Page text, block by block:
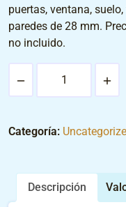
puertas, ventana,
paredes de 28 mm.
no incluido.
Categoría:
Descripción